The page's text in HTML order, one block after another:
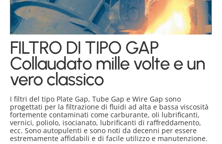
FILTRO DI TIPO GAP
Collaudato mille volte e un
vero classico
I filtri del tipo Plate Gap, Tube Gap e Wire Gap sono
progettati per la filtrazione di fluidi ad alta e bassa viscosità
fortemente contaminati come carburante, oli lubrificanti,
vernici, poliolo, isocianato, lubrificanti di raffreddamento,
ecc. Sono autopulenti e sono noti da decenni per essere
estremamente affidabili e di facile utilizzo e manutenzione.